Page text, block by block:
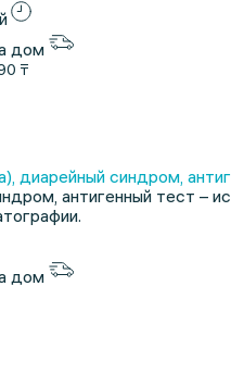
дом
₸
диарейный синдром,
антигенный тест –
дом